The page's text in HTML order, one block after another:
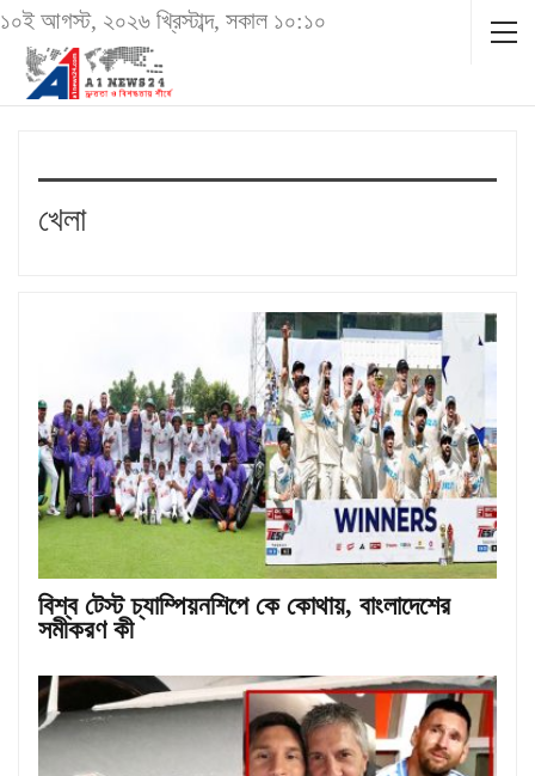
১০ই আগস্ট, ২০২৬ খ্রিস্টাব্দ, সকাল ১০:১০
খেলা
বিশ্ব টেস্ট চ্যাম্পিয়নশিপে কে কোথায়, বাংলাদেশের
সমীকরণ কী